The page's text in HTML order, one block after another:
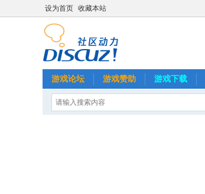
设为首页 收藏本站
游戏论坛 游戏赞助 游戏下载